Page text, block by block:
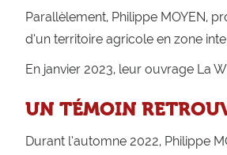
Parallèlement, Philippe MOYEN,
d’un territoire agricole en zone
En janvier 2023, leur ouvrage La
UN TÉMOIN
Durant l’automne 2022, Philippe